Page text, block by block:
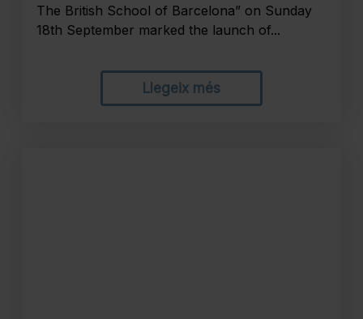
The British School of Barcelona” on Sunday
18th September marked the launch of...
Llegeix més